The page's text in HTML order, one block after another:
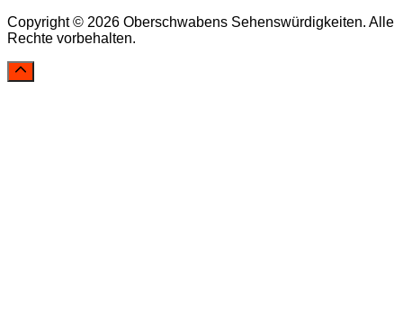
Copyright © 2026 Oberschwabens Sehenswürdigkeiten. Alle
Rechte vorbehalten.